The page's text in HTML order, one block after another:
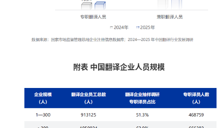
附表 中国翻译企业人员规模